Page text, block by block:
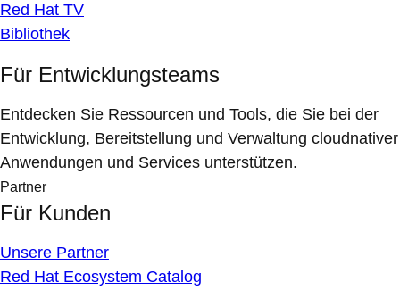
Red Hat TV
Bibliothek
Für Entwicklungsteams
Entdecken Sie Ressourcen und Tools, die Sie bei der
Entwicklung, Bereitstellung und Verwaltung cloudnativer
Anwendungen und Services unterstützen.
Partner
Für Kunden
Unsere Partner
Red Hat Ecosystem Catalog